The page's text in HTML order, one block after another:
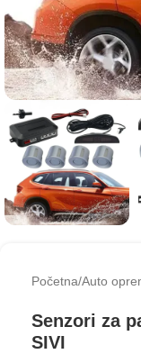
Početna Auto
Senzori za
SIVI